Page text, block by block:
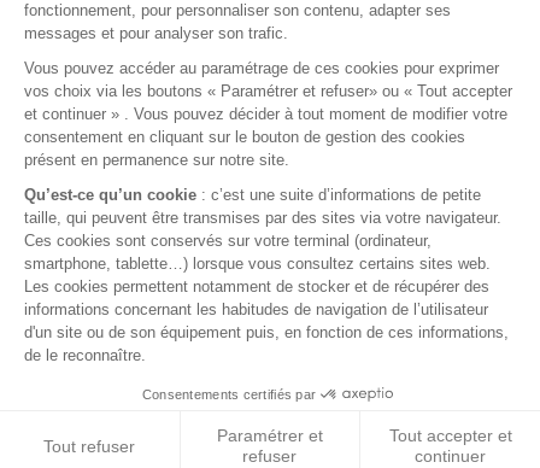
Informations utiles
Nous contacter
Mentions légales
Conditions générales de vente
© 2026 BEST OF LAND - Tous droits réservés